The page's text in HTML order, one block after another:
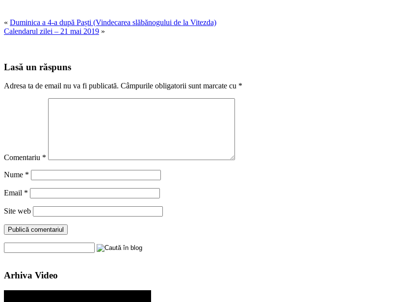
« Duminica a 4-a după Paști (Vindecarea slăbănogului de la Vitezda)
Calendarul zilei – 21 mai 2019 »
Lasă un răspuns
Adresa ta de email nu va fi publicată. Câmpurile obligatorii sunt marcate cu *
Comentariu *
Nume *
Email *
Site web
Arhiva Video